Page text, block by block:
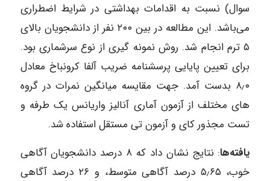
سوال) نسبت به اقدامات بهداشتی در شرایط اضطراری
می‌باشد. این مطالعه در بین ۲۰۰ نفر از دانشجویان بالای
۵ ترم انجام شد. روش نمونه‌ گیری از نوع سرشماری بود.
برای تعیین پایایی پرسشنامه ضریب آلفا کرونباخ معادل
۸٫۰ بدست آمد. جهت مقایسه میانگین نمرات در گروه
های مختلف از آزمون آماری آنالیز واریانس یک طرفه و
تست مجذور کای و آزمون تی مستقل استفاده شد.
یافته‌ها
: نتایج نشان داد که ۸ ‌درصد دانشجویان آگاهی
خوب، ۵٫۶۵‌ درصد آگاهی متوسط، و ۲۶‌ درصد آگاهی